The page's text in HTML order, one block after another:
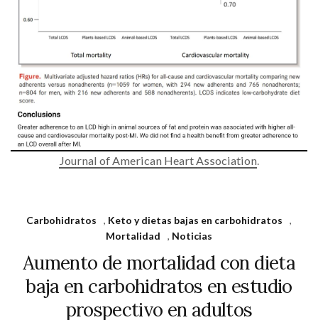
Journal of American Heart Association.
Carbohidratos , Keto y dietas bajas en carbohidratos
,
Mortalidad
, Noticias
Aumento de mortalidad con dieta
baja en carbohidratos en estudio
prospectivo en adultos